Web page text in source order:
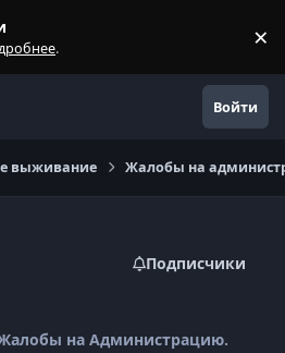
. ×
Войти
выживание Жалобы на
Подписчики
на Администрацию.